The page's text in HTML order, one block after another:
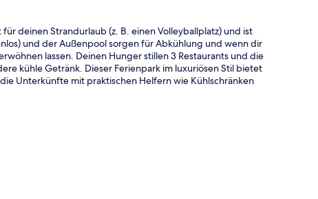
deinen Strandurlaub (z. B. einen Volleyballplatz) und ist
und der Außenpool sorgen für Abkühlung und wenn dir
lassen. Deinen Hunger stillen 3 Restaurants und die
kühle Getränk. Dieser Ferienpark im luxuriösen Stil bietet
Unterkünfte mit praktischen Helfern wie Kühlschränken